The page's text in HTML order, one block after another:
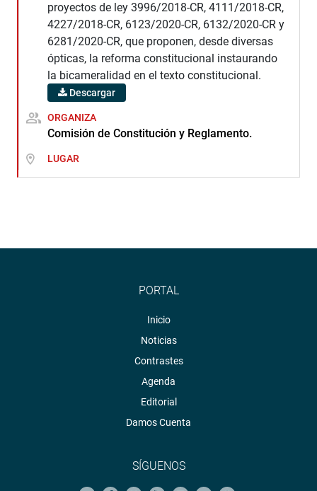
proyectos de ley 3996/2018-CR, 4111/2018-CR,
4227/2018-CR, 6123/2020-CR, 6132/2020-CR y
6281/2020-CR, que proponen, desde diversas
ópticas, la reforma constitucional instaurando
la bicameralidad en el texto constitucional.
Descargar
ORGANIZA
Comisión de Constitución y Reglamento.
LUGAR
PORTAL
Inicio
Noticias
Contrastes
Agenda
Editorial
Damos Cuenta
SÍGUENOS